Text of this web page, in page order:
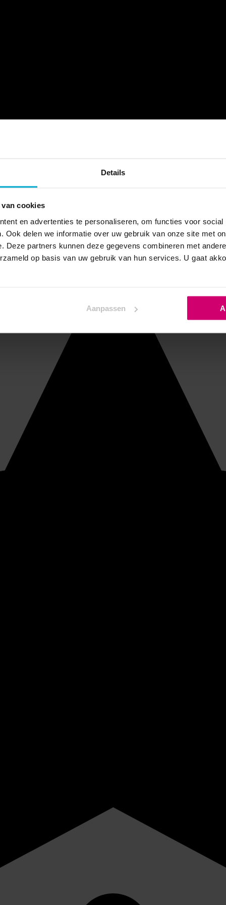
Details
cookies
en advertenties te personaliseren, om functies voor
Ook delen we informatie over uw gebruik van onze site met
Deze partners kunnen deze gegevens combineren met
op basis van uw gebruik van hun services. U gaat
Aanpassen